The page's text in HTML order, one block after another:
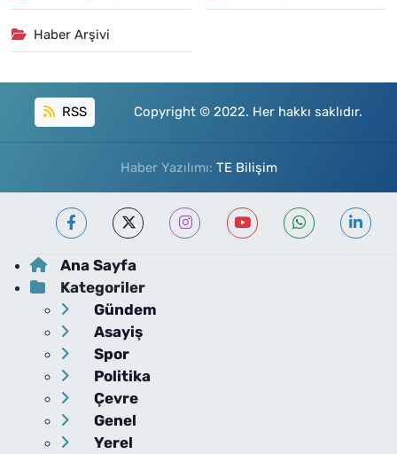
Haber Arşivi
RSS Copyright © 2022. Her hakkı saklıdır.
Haber Yazılımı: TE Bilişim
Ana Sayfa
Kategoriler
Gündem
Asayiş
Spor
Politika
Çevre
Genel
Yerel